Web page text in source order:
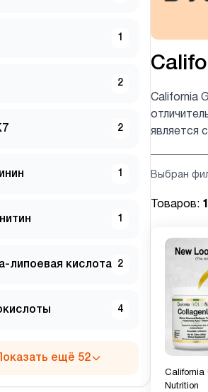
1
2
2
1
1
липоевая кислота 2
4
Показать ещё 52
California
является
Выбран
Товаров:
California
Nutrition